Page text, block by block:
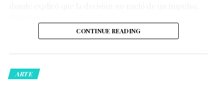
El video rápidamente acumuló reproducciones,
CONTINUE READING
ARTE